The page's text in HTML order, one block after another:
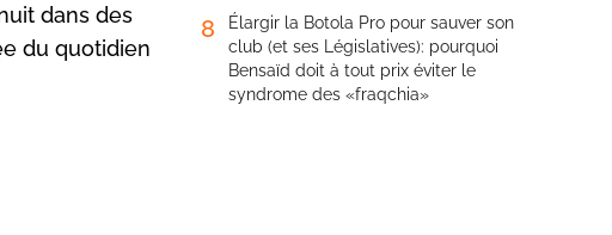
dans des
du quotidien
8
Élargir la Botola Pro pour sauver son
club (et ses Législatives): pourquoi
Bensaïd doit à tout prix éviter le
syndrome des «fraqchia»